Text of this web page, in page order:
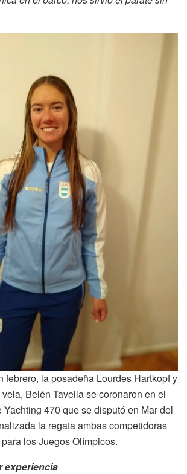
febrero, la posadeña Lourdes Hartkopf y
Belén Tavella se coronaron en el
470 que se disputó en Mar del
la regata ambas competidoras
los Juegos Olímpicos.
experiencia